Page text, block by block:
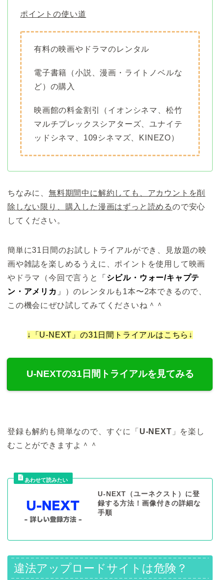
ポイントの使い道
有料の映画やドラマのレンタル
電子書籍（小説、漫画・ライトノベルな
ど）の購入
映画館の料金割引（イオンシネマ、松竹
マルチプレックスシアターズ、ユナイテ
ッドシネマ、109シネマズ、KINEZO）
ちなみに、 無料期間中に解約しても、アカウントを削
除しない限り、購入した漫画はずっと読めるので安心
してください。
簡単に31日間のお試しトライアルができ、見放題の映
画や雑誌を楽しめるうえに、ポイントを使用して映画
やドラマ（今回で言うと
「 シビル・ウォー/キャプテ
ン・アメリカ 」
）のレンタルも1本〜2本できるので、
この機会にぜひ試してみてくださいね＾＾
↓「U-NEXT」の31日間トライアルはこちら↓
U-NEXTの31日間トライアルを見てみる
登録も解約も簡単なので、すぐに「 U-NEXT 」を楽し
むことができますよ＾＾
U-NEXT（ユーネクスト）に登
録する方法！画像付きの詳細な
手順
違法アップロードサイトは危険？